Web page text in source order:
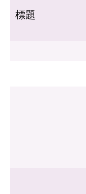
標題